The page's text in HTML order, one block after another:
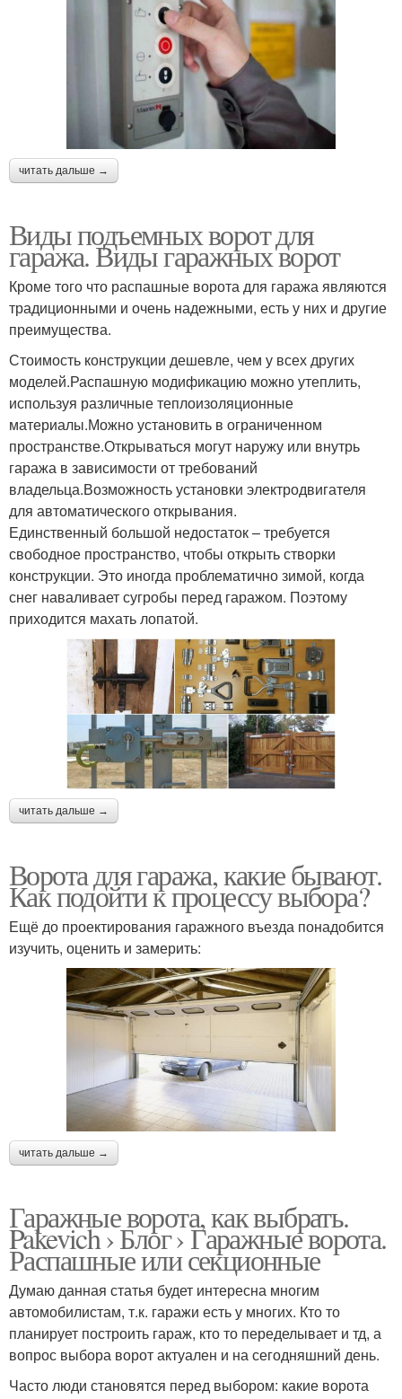
читать дальше →
Виды подъемных ворот для
гаража. Виды гаражных ворот
Кроме того что распашные ворота для гаража являются
традиционными и очень надежными, есть у них и другие
преимущества.
Стоимость конструкции дешевле, чем у всех других
моделей.Распашную модификацию можно утеплить,
используя различные теплоизоляционные
материалы.Можно установить в ограниченном
пространстве.Открываться могут наружу или внутрь
гаража в зависимости от требований
владельца.Возможность установки электродвигателя
для автоматического открывания.
Единственный большой недостаток – требуется
свободное пространство, чтобы открыть створки
конструкции. Это иногда проблематично зимой, когда
снег наваливает сугробы перед гаражом. Поэтому
приходится махать лопатой.
читать дальше →
Ворота для гаража, какие бывают.
Как подойти к процессу выбора?
Ещё до проектирования гаражного въезда понадобится
изучить, оценить и замерить:
читать дальше →
Гаражные ворота, как выбрать.
Pakevich › Блог › Гаражные ворота.
Распашные или секционные
Думаю данная статья будет интересна многим
автомобилистам, т.к. гаражи есть у многих. Кто то
планирует построить гараж, кто то переделывает и тд, а
вопрос выбора ворот актуален и на сегодняшний день.
Часто люди становятся перед выбором: какие ворота